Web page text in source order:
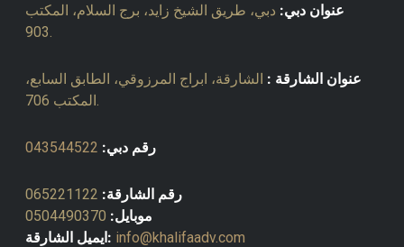
عنوان دبي: دبي، طريق الشيخ زايد، برج السلام، المكتب
عنوان الشارقة : الشارقة، ابراج المرزوقي، الطابق السابع،
رقم دبي: 043544522
رقم الشارقة: 065221122
موبايل: 0504490370
ايميل الشارقة: info@khalifaadv.com